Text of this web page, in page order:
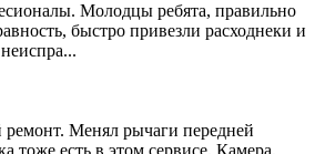
Молодцы ребята, правильно
быстро привезли расходнеки и
ремонт. Менял рычаги передней